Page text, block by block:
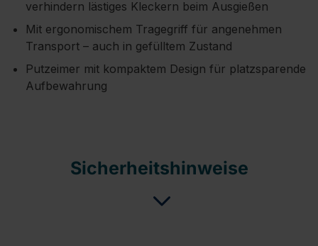
verhindern lästiges Kleckern beim Ausgießen
Mit ergonomischem Tragegriff für angenehmen
Transport – auch in gefülltem Zustand
Putzeimer mit kompaktem Design für platzsparende
Aufbewahrung
Sicherheitshinweise